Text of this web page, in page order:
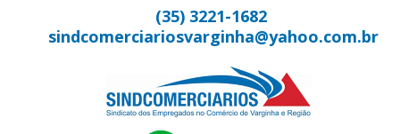
(35) 3221-1682
sindcomerciariosvarginha@yahoo.com.br